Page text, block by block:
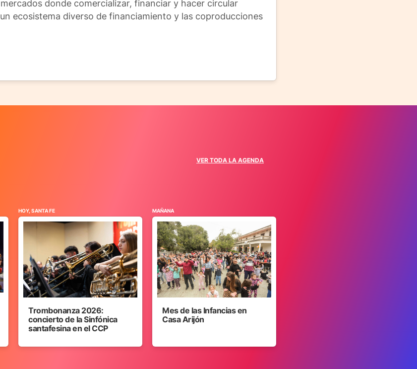
donde comercializar, financiar y hacer circular
ecosistema diverso de financiamiento y las coproducciones
VER TODA LA AGENDA
HOY, SANTA FE
Trombonanza 2026:
concierto de la Sinfónica
santafesina en el CCP
MAÑANA
Mes de las Infancias en
Casa Arijón